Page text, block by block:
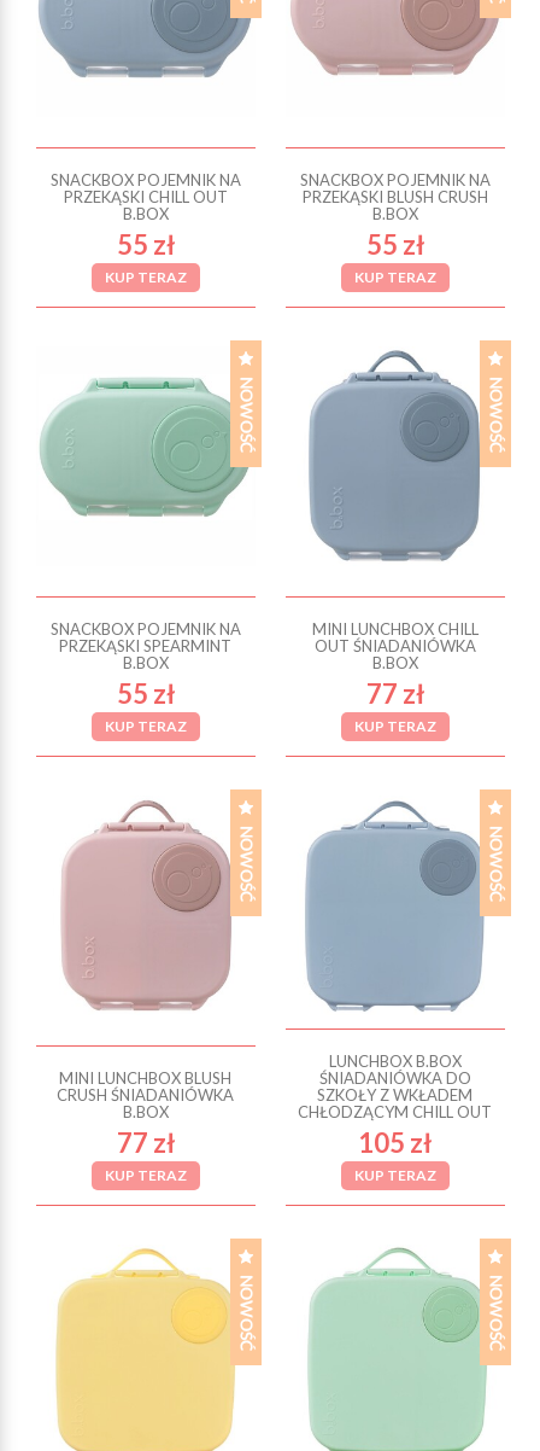
SNACKBOX POJEMNIK NA
PRZEKĄSKI CHILL OUT
B.BOX
55 zł
KUP TERAZ
SNACKBOX POJEMNIK NA
PRZEKĄSKI BLUSH CRUSH
B.BOX
55 zł
KUP TERAZ
SNACKBOX POJEMNIK NA
PRZEKĄSKI SPEARMINT
B.BOX
55 zł
KUP TERAZ
MINI LUNCHBOX CHILL
OUT ŚNIADANIÓWKA
B.BOX
77 zł
KUP TERAZ
MINI LUNCHBOX BLUSH
CRUSH ŚNIADANIÓWKA
B.BOX
77 zł
KUP TERAZ
LUNCHBOX B.BOX
ŚNIADANIÓWKA DO
SZKOŁY Z WKŁADEM
CHŁODZĄCYM CHILL OUT
105 zł
KUP TERAZ